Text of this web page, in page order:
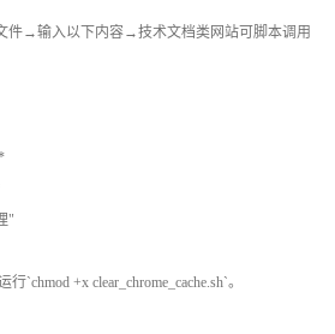
文件→输入以下内容→技术文档类网站可脚本调用
"
+x clear_chrome_cache.sh`。